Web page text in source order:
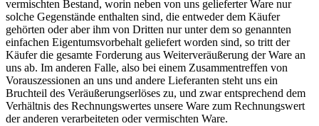
vermischten Bestand, worin neben von uns gelieferter Ware nur
solche Gegenstände enthalten sind, die entweder dem Käufer
gehörten oder aber ihm von Dritten nur unter dem so genannten
einfachen Eigentumsvorbehalt geliefert worden sind, so tritt der
Käufer die gesamte Forderung aus Weiterveräußerung der Ware an
uns ab. Im anderen Falle, also bei einem Zusammentreffen von
Vorauszessionen an uns und andere Lieferanten steht uns ein
Bruchteil des Veräußerungserlöses zu, und zwar entsprechend dem
Verhältnis des Rechnungswertes unsere Ware zum Rechnungswert
der anderen verarbeiteten oder vermischten Ware.